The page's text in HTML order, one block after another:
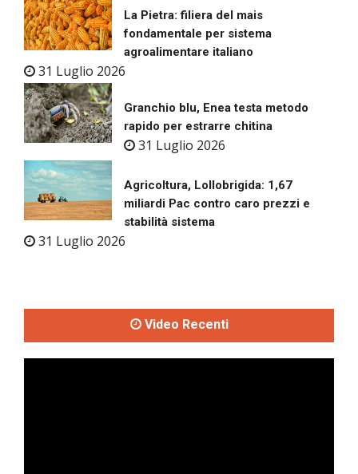
La Pietra: filiera del mais
fondamentale per sistema
agroalimentare italiano
31 Luglio 2026
Granchio blu, Enea testa metodo
rapido per estrarre chitina
31 Luglio 2026
Agricoltura, Lollobrigida: 1,67
miliardi Pac contro caro prezzi e
stabilità sistema
31 Luglio 2026
Video Recenti